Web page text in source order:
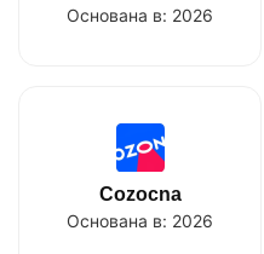
Основана в: 2026
Cozocna
Основана в: 2026